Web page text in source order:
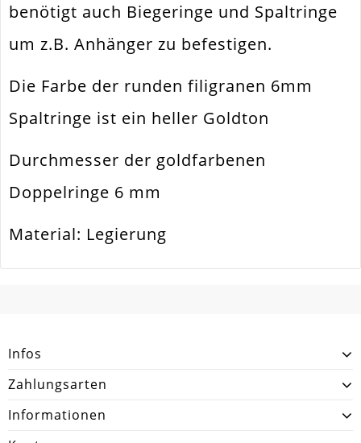
Material Metall Legierung
Ausführung Glatt / Glänzend
Menge 20 Stück
benötigt auch Biegeringe und Spaltringe
um z.B. Anhänger zu befestigen.
Die Farbe der runden filigranen 6mm
Spaltringe ist ein heller Goldton
Durchmesser der goldfarbenen
Doppelringe 6 mm
Material: Legierung
Infos
Zahlungsarten
Informationen